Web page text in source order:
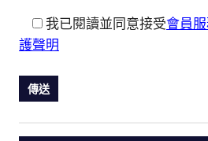
我已閱讀並同意接受會員
護聲明